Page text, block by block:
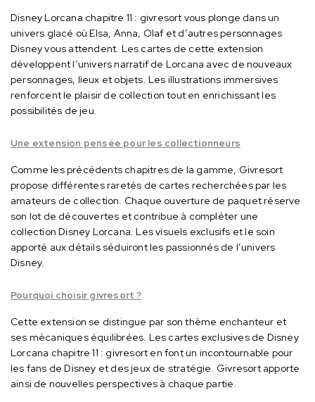
Disney Lorcana chapitre 11 : givresort vous plonge dans un
univers glacé où Elsa, Anna, Olaf et d’autres personnages
Disney vous attendent. Les cartes de cette extension
développent l’univers narratif de Lorcana avec de nouveaux
personnages, lieux et objets. Les illustrations immersives
renforcent le plaisir de collection tout en enrichissant les
possibilités de jeu.
Une extension pensée pour les collectionneurs
Comme les précédents chapitres de la gamme, Givresort
propose différentes raretés de cartes recherchées par les
amateurs de collection. Chaque ouverture de paquet réserve
son lot de découvertes et contribue à compléter une
collection Disney Lorcana. Les visuels exclusifs et le soin
apporté aux détails séduiront les passionnés de l’univers
Disney.
Pourquoi choisir givresort ?
Cette extension se distingue par son thème enchanteur et
ses mécaniques équilibrées. Les cartes exclusives de Disney
Lorcana chapitre 11 : givresort en font un incontournable pour
les fans de Disney et des jeux de stratégie. Givresort apporte
ainsi de nouvelles perspectives à chaque partie.